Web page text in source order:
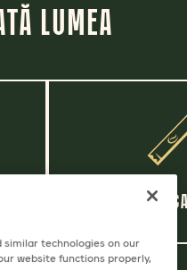
LUMEA
CAFÉ-STYLE
similar technologies on our
website functions properly,